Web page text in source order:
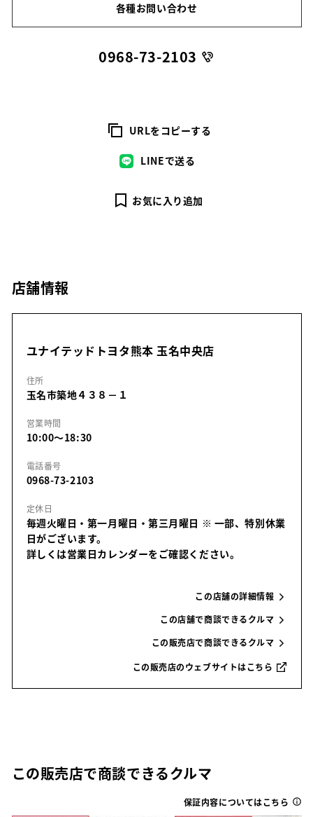
各種お問い合わせ
0968-73-2103
URLをコピーする
LINEで送る
お気に入り追加
店舗情報
ユナイテッドトヨタ熊本 玉名中央店
住所
玉名市築地４３８－１
営業時間
10:00～18:30
電話番号
0968-73-2103
定休日
毎週火曜日・第一月曜日・第三月曜日 ※ 一部、特別休業
日がございます。
詳しくは営業日カレンダーをご確認ください。
この店舗の詳細情報
この店舗で商談できるクルマ
この販売店で商談できるクルマ
この販売店のウェブサイトはこちら
この販売店で商談できるクルマ
保証内容についてはこちら